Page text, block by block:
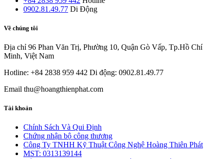
0902.81.49.77 Di Động
Về chúng tôi
Địa chỉ 96 Phan Văn Trị, Phường 10, Quận Gò Vấp, Tp.Hồ Chí
Minh, Việt Nam
Hotline: +84 2838 959 442 Di động: 0902.81.49.77
Email thu@hoangthienphat.com
Tài khoản
Chính Sách Và Qui Định
Chứng nhận bộ công thương
Công Ty TNHH Kỹ Thuật Công Nghệ Hoàng Thiên Phát
MST: 0313139144